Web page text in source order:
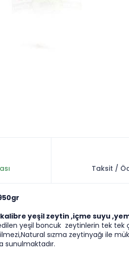
Taksit /
yeşil zeytin ,içme suyu
yeşil boncuk zeytinlerin tek
sızma zeytinyağı ile
sunulmaktadır.